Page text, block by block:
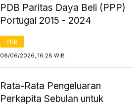
PDB Paritas Daya Beli (PPP)
Portugal 2015 - 2024
PDB
08/06/2026, 16:28 WIB
Rata-Rata Pengeluaran
Perkapita Sebulan untuk